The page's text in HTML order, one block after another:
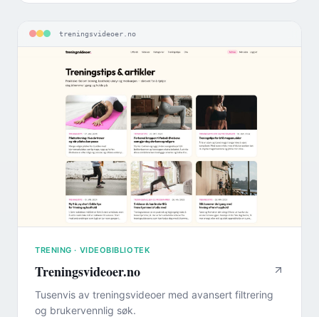
treningsvideoer.no
TRENING · VIDEOBIBLIOTEK
Treningsvideoer.no
Tusenvis av treningsvideoer med avansert filtrering
og brukervennlig søk.